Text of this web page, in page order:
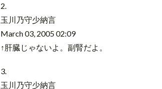
2.
玉川乃守少納言
March 03, 2005 02:09
↑肝臓じゃないよ。副腎だよ。
3.
玉川乃守少納言